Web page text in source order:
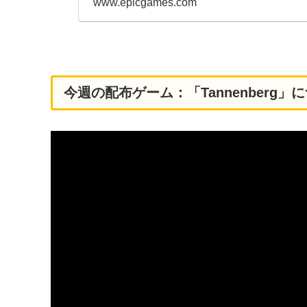
www.epicgames.com
今週の配布ゲーム：「Tannenberg」